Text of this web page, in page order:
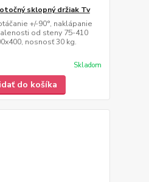
sklopný držiak Tv
+/-90°, naklápanie
od steny 75-410
nosnosť 30 kg.
Skladom
do košíka